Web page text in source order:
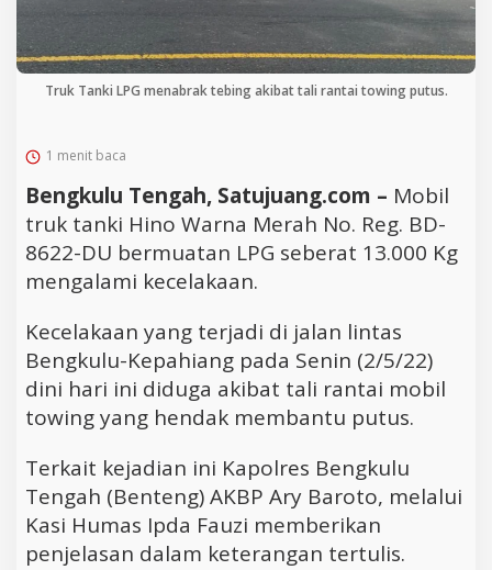
Truk Tanki LPG menabrak tebing akibat tali rantai towing putus.
1 menit baca
Bengkulu Tengah, Satujuang.com – Mobil
truk tanki Hino Warna Merah No. Reg. BD-
8622-DU bermuatan LPG seberat 13.000 Kg
mengalami kecelakaan.
Kecelakaan yang terjadi di jalan lintas
Bengkulu-Kepahiang pada Senin (2/5/22)
dini hari ini diduga akibat tali rantai mobil
towing yang hendak membantu putus.
Terkait kejadian ini Kapolres Bengkulu
Tengah (Benteng) AKBP Ary Baroto, melalui
Kasi Humas Ipda Fauzi memberikan
penjelasan dalam keterangan tertulis.